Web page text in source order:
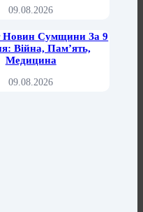
09.08.2026
Новин Сумщини За 9
Війна, Пам’ять,
Медицина
09.08.2026